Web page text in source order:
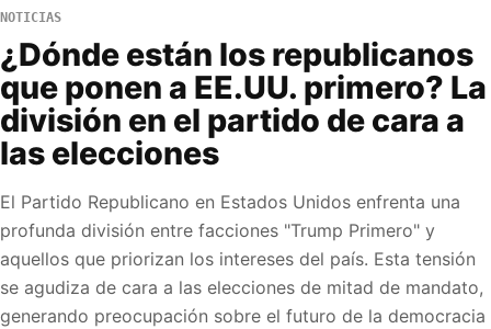
NOTICIAS
¿Dónde están los republicanos
que ponen a EE.UU. primero? La
división en el partido de cara a
las elecciones
El Partido Republicano en Estados Unidos enfrenta una
profunda división entre facciones "Trump Primero" y
aquellos que priorizan los intereses del país. Esta tensión
se agudiza de cara a las elecciones de mitad de mandato,
generando preocupación sobre el futuro de la democracia